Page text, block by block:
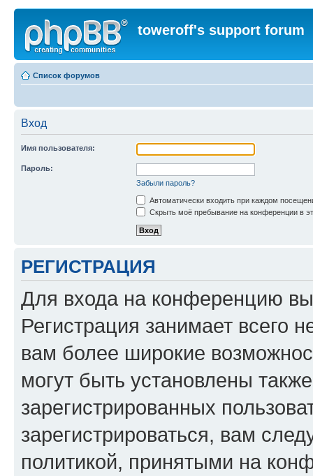
toweroff's support forum
Список форумов
Вход
Имя пользователя:
Пароль:
Забыли пароль?
Автоматически входить при каждом
Скрыть моё пребывание на конференции в
РЕГИСТРАЦИЯ
Для входа на конференцию
Регистрация занимает всего
вам более широкие
могут быть установлены
зарегистрированных
зарегистрироваться, вам
политикой, принятыми на